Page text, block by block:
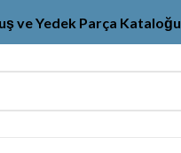
ve Yedek Parça Kataloğu